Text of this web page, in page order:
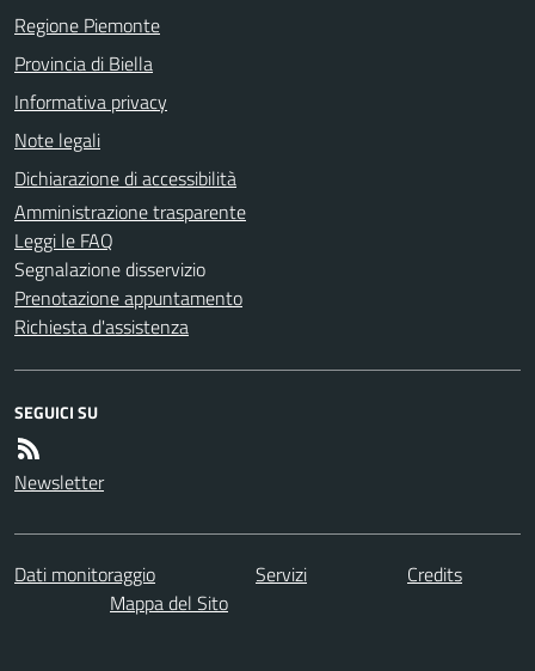
Regione Piemonte
Provincia di Biella
Informativa privacy
Note legali
Dichiarazione di accessibilità
Amministrazione trasparente
Leggi le FAQ
Segnalazione disservizio
Prenotazione appuntamento
Richiesta d'assistenza
SEGUICI SU
Newsletter
Dati monitoraggio Servizi
Credits
Mappa del Sito